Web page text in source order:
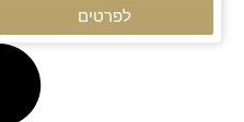
לפרטים